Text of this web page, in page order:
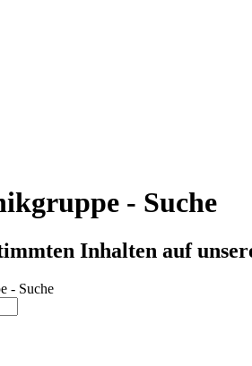
- Suche
Inhalten auf